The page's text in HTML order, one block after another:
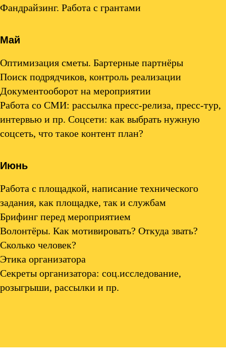
Фандрайзинг. Работа с грантами
Май
Оптимизация сметы. Бартерные партнёры
Поиск подрядчиков, контроль реализации
Документооборот на мероприятии
Работа со СМИ: рассылка пресс-релиза, пресс-тур,
интервью и пр. Соцсети: как выбрать нужную
соцсеть, что такое контент план?
Июнь
Работа с площадкой, написание технического
задания, как площадке, так и службам
Брифинг перед мероприятием
Волонтёры. Как мотивировать? Откуда звать?
Сколько человек?
Этика организатора
Секреты организатора: соц.исследование,
розыгрыши, рассылки и пр.